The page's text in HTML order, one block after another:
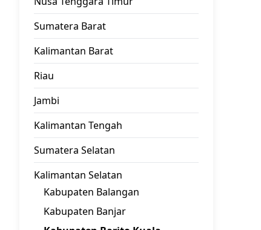
Sumatera Barat
Kalimantan Barat
Riau
Jambi
Kalimantan Tengah
Sumatera Selatan
Kalimantan Selatan
Kabupaten Balangan
Kabupaten Banjar